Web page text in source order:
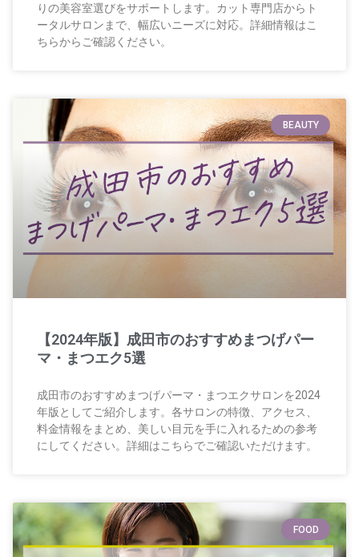
りの美容室選びをサポートします。カット専門店からト
ータルサロンまで、幅広いニーズに対応。詳細情報はこ
ちらからご確認ください。
BEAUTY
【2024年版】成田市のおすすめまつげパー
マ・まつエク5選
成田市のおすすめまつげパーマ・まつエクサロンを2024
年版としてご紹介します。各サロンの特徴、アクセス、
料金情報をまとめ、美しい目元を手に入れるための参考
にしてください。詳細はこちらでご確認いただけます。
FOOD